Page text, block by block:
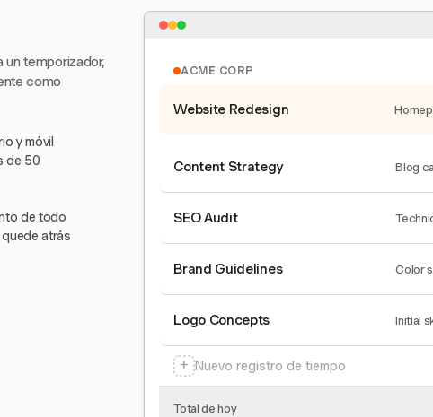
un temporizador,
como
y móvil
de 50
de todo
atrás
ACME CORP
Website Redesign
Content Strategy Blog
SEO Audit
Brand Guidelines Color
Logo Concepts Initial
+ Nuevo registro de tiempo
Total de hoy